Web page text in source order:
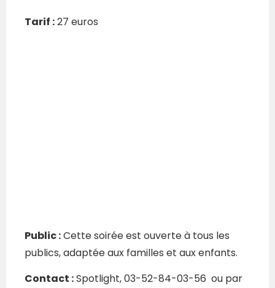
Tarif :27 euros
Public :Cette soirée est ouverte à tous les
publics, adaptée aux familles et aux enfants.
Contact :Spotlight, 03-52-84-03-56 ou par